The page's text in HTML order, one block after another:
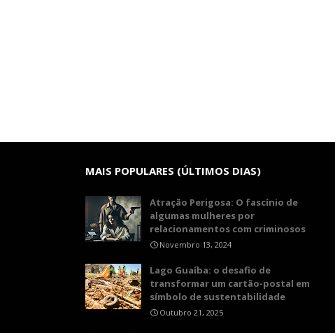
MAIS POPULARES (ÚLTIMOS DIAS)
Atração Perigosa: O fascínio de
algumas mulheres por
relacionamentos com criminosos
Novembro 13, 2024
Lago Guaíba: o desafio de
transformar um cartão-postal em
símbolo de sustentabilidade
Outubro 21, 2025